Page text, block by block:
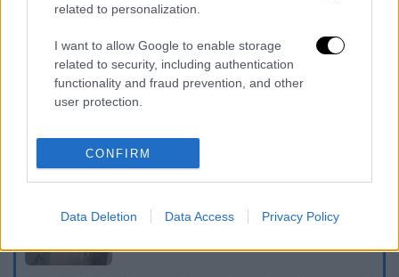
related to personalization.
I want to allow Google to enable storage
related to security, including authentication
functionality and fraud prevention, and other
user protection.
CONFIRM
Data Deletion Data Access Privacy Policy
καταχώρηση
Διαβάστε ακόμη
Συνελήφθησαν δύο μέλη μαφίας στο
Παλαιό Φάληρο - Οι εκβιασμοί, οι
ξυλοδαρμοί και τα προσωνύμια «πίτμπουλ»
και «μπουλντόγκ»
Βίντεο-σοκ από το μακελειό σε σχολείο
στην Ταϊλάνδη: Η στιγμή που ο 14χρονος